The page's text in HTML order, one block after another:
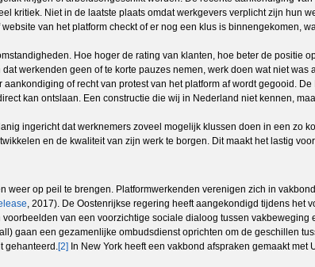
Niet in de laatste plaats omdat werkgevers verplicht zijn hun
van het platform checkt of er nog een klus is binnengekomen,
Hoe hoger de rating van klanten, hoe beter de positie
werkenden geen of te korte pauzes nemen, werk doen wat niet
of recht van protest van het platform af wordt gegooid.
kan ontslaan. Een constructie die wij in Nederland niet kennen,
ingericht dat werknemers zoveel mogelijk klussen doen in een zo
en de kwaliteit van zijn werk te borgen. Dit maakt het lastig
op peil te brengen. Platformwerkenden verenigen zich in
, 2017). De Oostenrijkse regering heeft aangekondigd tijdens het
voorbeelden van een voorzichtige sociale dialoog tussen
gaan een gezamenlijke ombudsdienst oprichten om de geschillen
gehanteerd.[2] In New York heeft een vakbond afspraken gemaakt